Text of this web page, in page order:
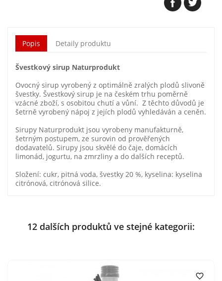
Popis Detaily produktu
Švestkový sirup Naturprodukt
Ovocný sirup vyrobený z optimálně zralých plodů slivoně
švestky. Švestkový sirup je na českém trhu poměrně
vzácné zboží, s osobitou chutí a vůní. Z těchto důvodů je
šetrně vyrobený nápoj z jejích plodů vyhledáván a ceněn.
Sirupy Naturprodukt jsou vyrobeny manufakturně,
šetrným postupem, ze surovin od prověřených
dodavatelů. Sirupy jsou skvělé do čaje, domácích
limonád, jogurtu, na zmrzliny a do dalších receptů.
Složení: cukr, pitná voda, švestky 20 %, kyselina: kyselina
citrónová, citrónová silice.
12 dalších produktů ve stejné kategorii:
